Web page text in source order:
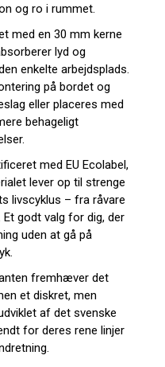
og ro i rummet.
med en 30 mm kerne
lyd og
enkelte arbejdsplads.
på bordet og
eller placeres med
behageligt
med EU Ecolabel,
lever op til strenge
livscyklus – fra råvare
godt valg for dig, der
uden at gå på
fremhæver det
et diskret, men
af det svenske
for deres rene linjer